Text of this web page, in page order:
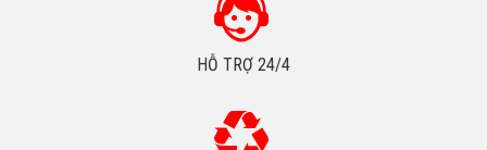
HỖ TRỢ 24/4